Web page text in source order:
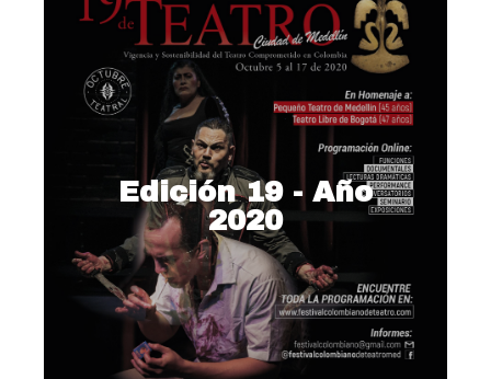
Edición 19 - Año
2020
2020 – Vigencia y
sostenibilidad del Teatro
contemporáneo en Colombia